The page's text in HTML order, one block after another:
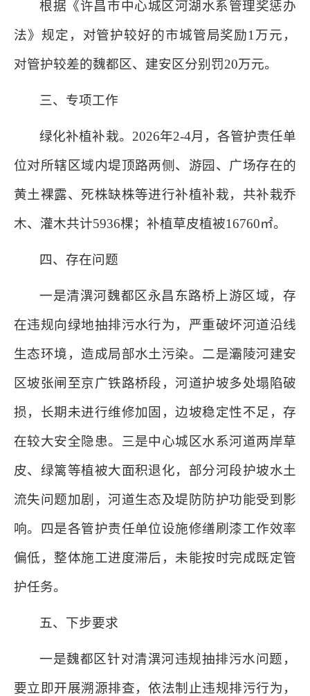
根据《许昌市中心城区河湖水系管理奖惩办
法》规定，对管护较好的市城管局奖励1万元，
对管护较差的魏都区、建安区分别罚20万元。
三、专项工作
绿化补植补栽。2026年2-4月，各管护责任单
位对所辖区域内堤顶路两侧、游园、广场存在的
黄土裸露、死株缺株等进行补植补栽，共补栽乔
木、灌木共计5936棵；补植草皮植被16760㎡。
四、存在问题
一是清潩河魏都区永昌东路桥上游区域，存
在违规向绿地抽排污水行为，严重破坏河道沿线
生态环境，造成局部水土污染。二是灞陵河建安
区坡张闸至京广铁路桥段，河道护坡多处塌陷破
损，长期未进行维修加固，边坡稳定性不足，存
在较大安全隐患。三是中心城区水系河道两岸草
皮、绿篱等植被大面积退化，部分河段护坡水土
流失问题加剧，河道生态及堤防防护功能受到影
响。四是各管护责任单位设施修缮刷漆工作效率
偏低，整体施工进度滞后，未能按时完成既定管
护任务。
五、下步要求
一是魏都区针对清潩河违规抽排污水问题，
要立即开展溯源排查，依法制止违规排污行为，